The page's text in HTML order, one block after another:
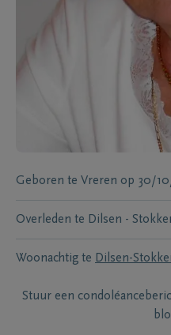
Geboren te Vreren op 30/
Overleden te Dilsen -
Woonachtig te Dilsen-
Stuur een